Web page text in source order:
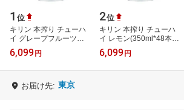
1 位
キリン 本搾り チューハ
イ グレープフルーツ
(350ml*48本セット)
【kh0】【本搾り】
6,099 円
2位
キリン 本搾り チューハ
イ レモン(350ml*48本セ
ット)【kh0】
【rb_dah_kw_2】【本搾
6,099 円
お届け先: 東京